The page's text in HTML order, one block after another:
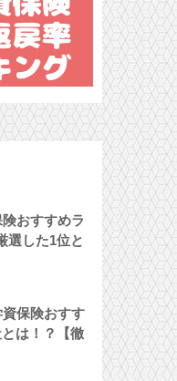
険おすすめラ
選した1位と
資保険おすす
は！？【徹